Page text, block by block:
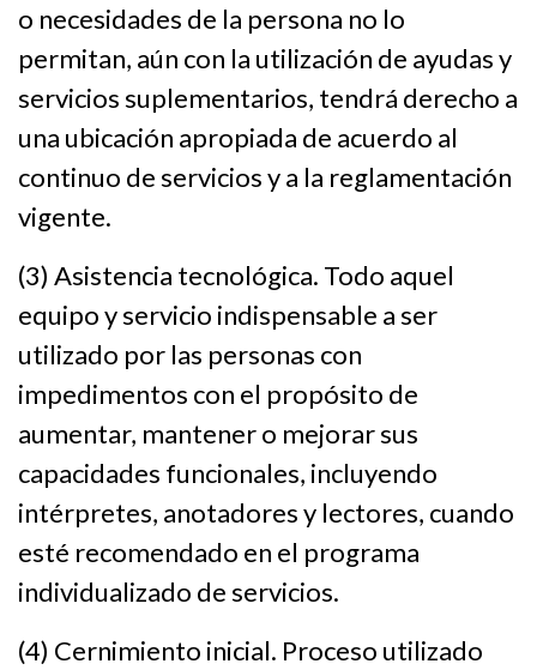
o necesidades de la persona no lo
permitan, aún con la utilización de ayudas y
servicios suplementarios, tendrá derecho a
una ubicación apropiada de acuerdo al
continuo de servicios y a la reglamentación
vigente.
(3) Asistencia tecnológica. Todo aquel
equipo y servicio indispensable a ser
utilizado por las personas con
impedimentos con el propósito de
aumentar, mantener o mejorar sus
capacidades funcionales, incluyendo
intérpretes, anotadores y lectores, cuando
esté recomendado en el programa
individualizado de servicios.
(4) Cernimiento inicial. Proceso utilizado